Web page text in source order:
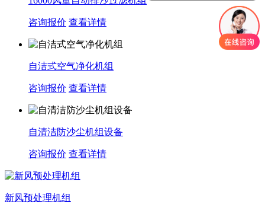
咨询报价 查看详情
自洁式空气净化机组
咨询报价 查看详情
自清洁防沙尘机组设备
咨询报价 查看详情
新风预处理机组